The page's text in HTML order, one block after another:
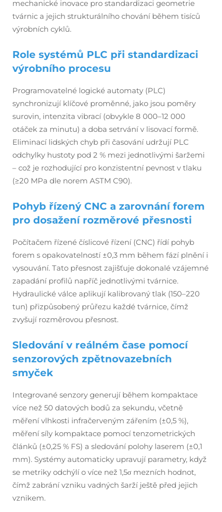
mechanické inovace pro standardizaci geometrie
tvárnic a jejich strukturálního chování během tisíců
výrobních cyklů.
Role systémů PLC při standardizaci
výrobního procesu
Programovatelné logické automaty (PLC)
synchronizují klíčové proměnné, jako jsou poměry
surovin, intenzita vibrací (obvykle 8 000–12 000
otáček za minutu) a doba setrvání v lisovací formě.
Eliminací lidských chyb při časování udržují PLC
odchylky hustoty pod 2 % mezi jednotlivými šaržemi
– což je rozhodující pro konzistentní pevnost v tlaku
(≥20 MPa dle norem ASTM C90).
Pohyb řízený CNC a zarovnání forem
pro dosažení rozměrové přesnosti
Počítačem řízené číslicové řízení (CNC) řídí pohyb
forem s opakovatelností ±0,3 mm během fází plnění i
vysouvání. Tato přesnost zajišťuje dokonalé vzájemné
zapadání profilů napříč jednotlivými tvárnice.
Hydraulické válce aplikují kalibrovaný tlak (150–220
tun) přizpůsobený průřezu každé tvárnice, čímž
zvyšují rozměrovou přesnost.
Sledování v reálném čase pomocí
senzorových zpětnovazebních
smyček
Integrované senzory generují během kompaktace
více než 50 datových bodů za sekundu, včetně
měření vlhkosti infračerveným zářením (±0,5 %),
měření síly kompaktace pomocí tenzometrických
článků (±0,25 % FS) a sledování polohy laserem (±0,1
mm). Systémy automaticky upravují parametry, když
se metriky odchýlí o více než 1,5σ mezních hodnot,
čímž zabrání vzniku vadných šarží ještě před jejich
vznikem.